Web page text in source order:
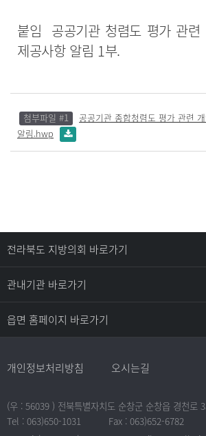
붙임 공공기관 청렴도 평가 관련
제공사항 알림 1부.
첨부파일 #1
공공기관 종합청렴도 평가 관련
알림.hwp
전라북도 지방의회 바로가기
관내기관 바로가기
읍면 홈페이지 바로가기
개인정보처리방침 오시는길
(우 : 56039 ) 전북특별자치도 순창군 순창읍 경천로
Tel : 063)650-1031
Fax : 063)652-6782